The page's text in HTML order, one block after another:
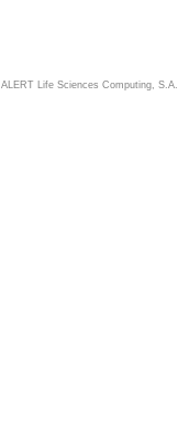
ALERT Life Sciences Computing, S.A.